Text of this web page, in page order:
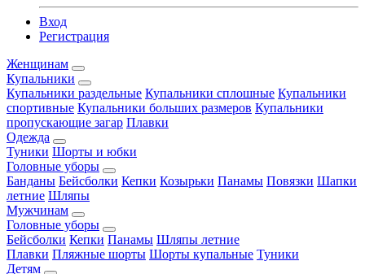
Вход
Регистрация
Женщинам
Купальники
Купальники раздельные Купальники сплошные Купальники
спортивные Купальники больших размеров Купальники
пропускающие загар Плавки
Одежда
Туники Шорты и юбки
Головные уборы
Банданы Бейсболки Кепки Козырьки Панамы Повязки Шапки
летние Шляпы
Мужчинам
Головные уборы
Бейсболки Кепки Панамы Шляпы летние
Плавки Пляжные шорты Шорты купальные Туники
Детям